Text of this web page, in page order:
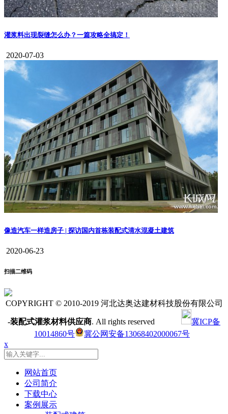
灌浆料出现裂缝怎么办？一篇攻略全搞定！
2020-07-03
像造汽车一样造房子 | 探访国内首栋装配式清水混凝土建筑
2020-06-23
扫描二维码
COPYRIGHT © 2010-2019 河北达奥达建材科技股份有限公司
-装配式灌浆材料供应商. All rights reserved
冀ICP备
10014860号
冀公网安备13068402000067号
x
网站首页
公司简介
下载中心
案例展示